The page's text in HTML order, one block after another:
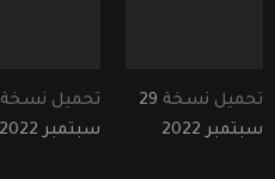
تحميل نسخة 29
سبتمبر 2022
تحميل نسخة
سبتمبر 2022